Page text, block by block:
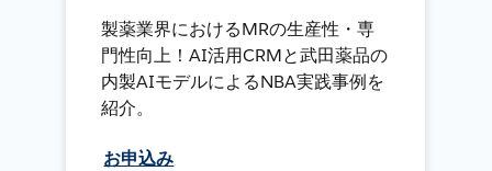
製薬業界におけるMRの生産性・専
門性向上！AI活用CRMと武田薬品の
内製AIモデルによるNBA実践事例を
紹介。
お申込み